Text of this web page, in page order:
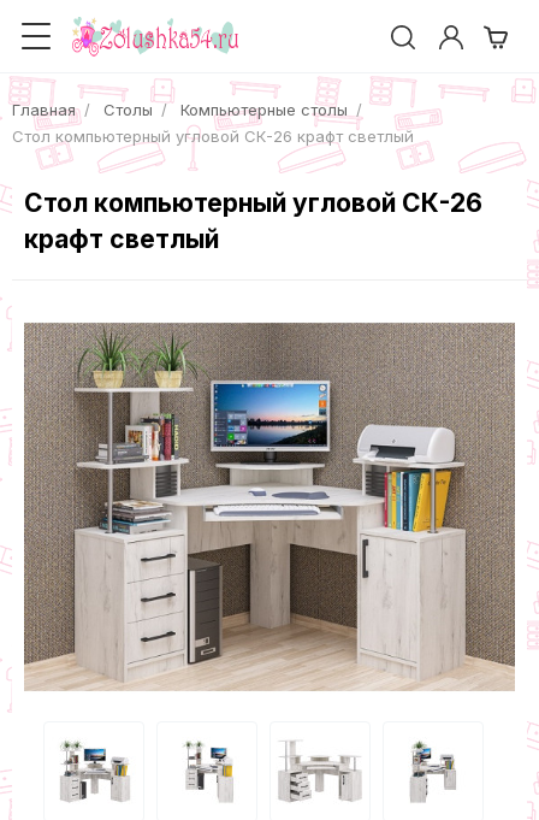
Главная Столы
Компьютерные столы
Cтол компьютерный угловой СК-26 крафт светлый
Cтол компьютерный угловой СК-26
крафт светлый